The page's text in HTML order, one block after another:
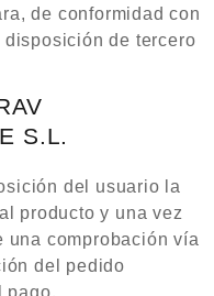
de conformidad con
disposición de tercero
S.L.
del usuario la
producto y una vez
una comprobación vía
del pedido
pago.